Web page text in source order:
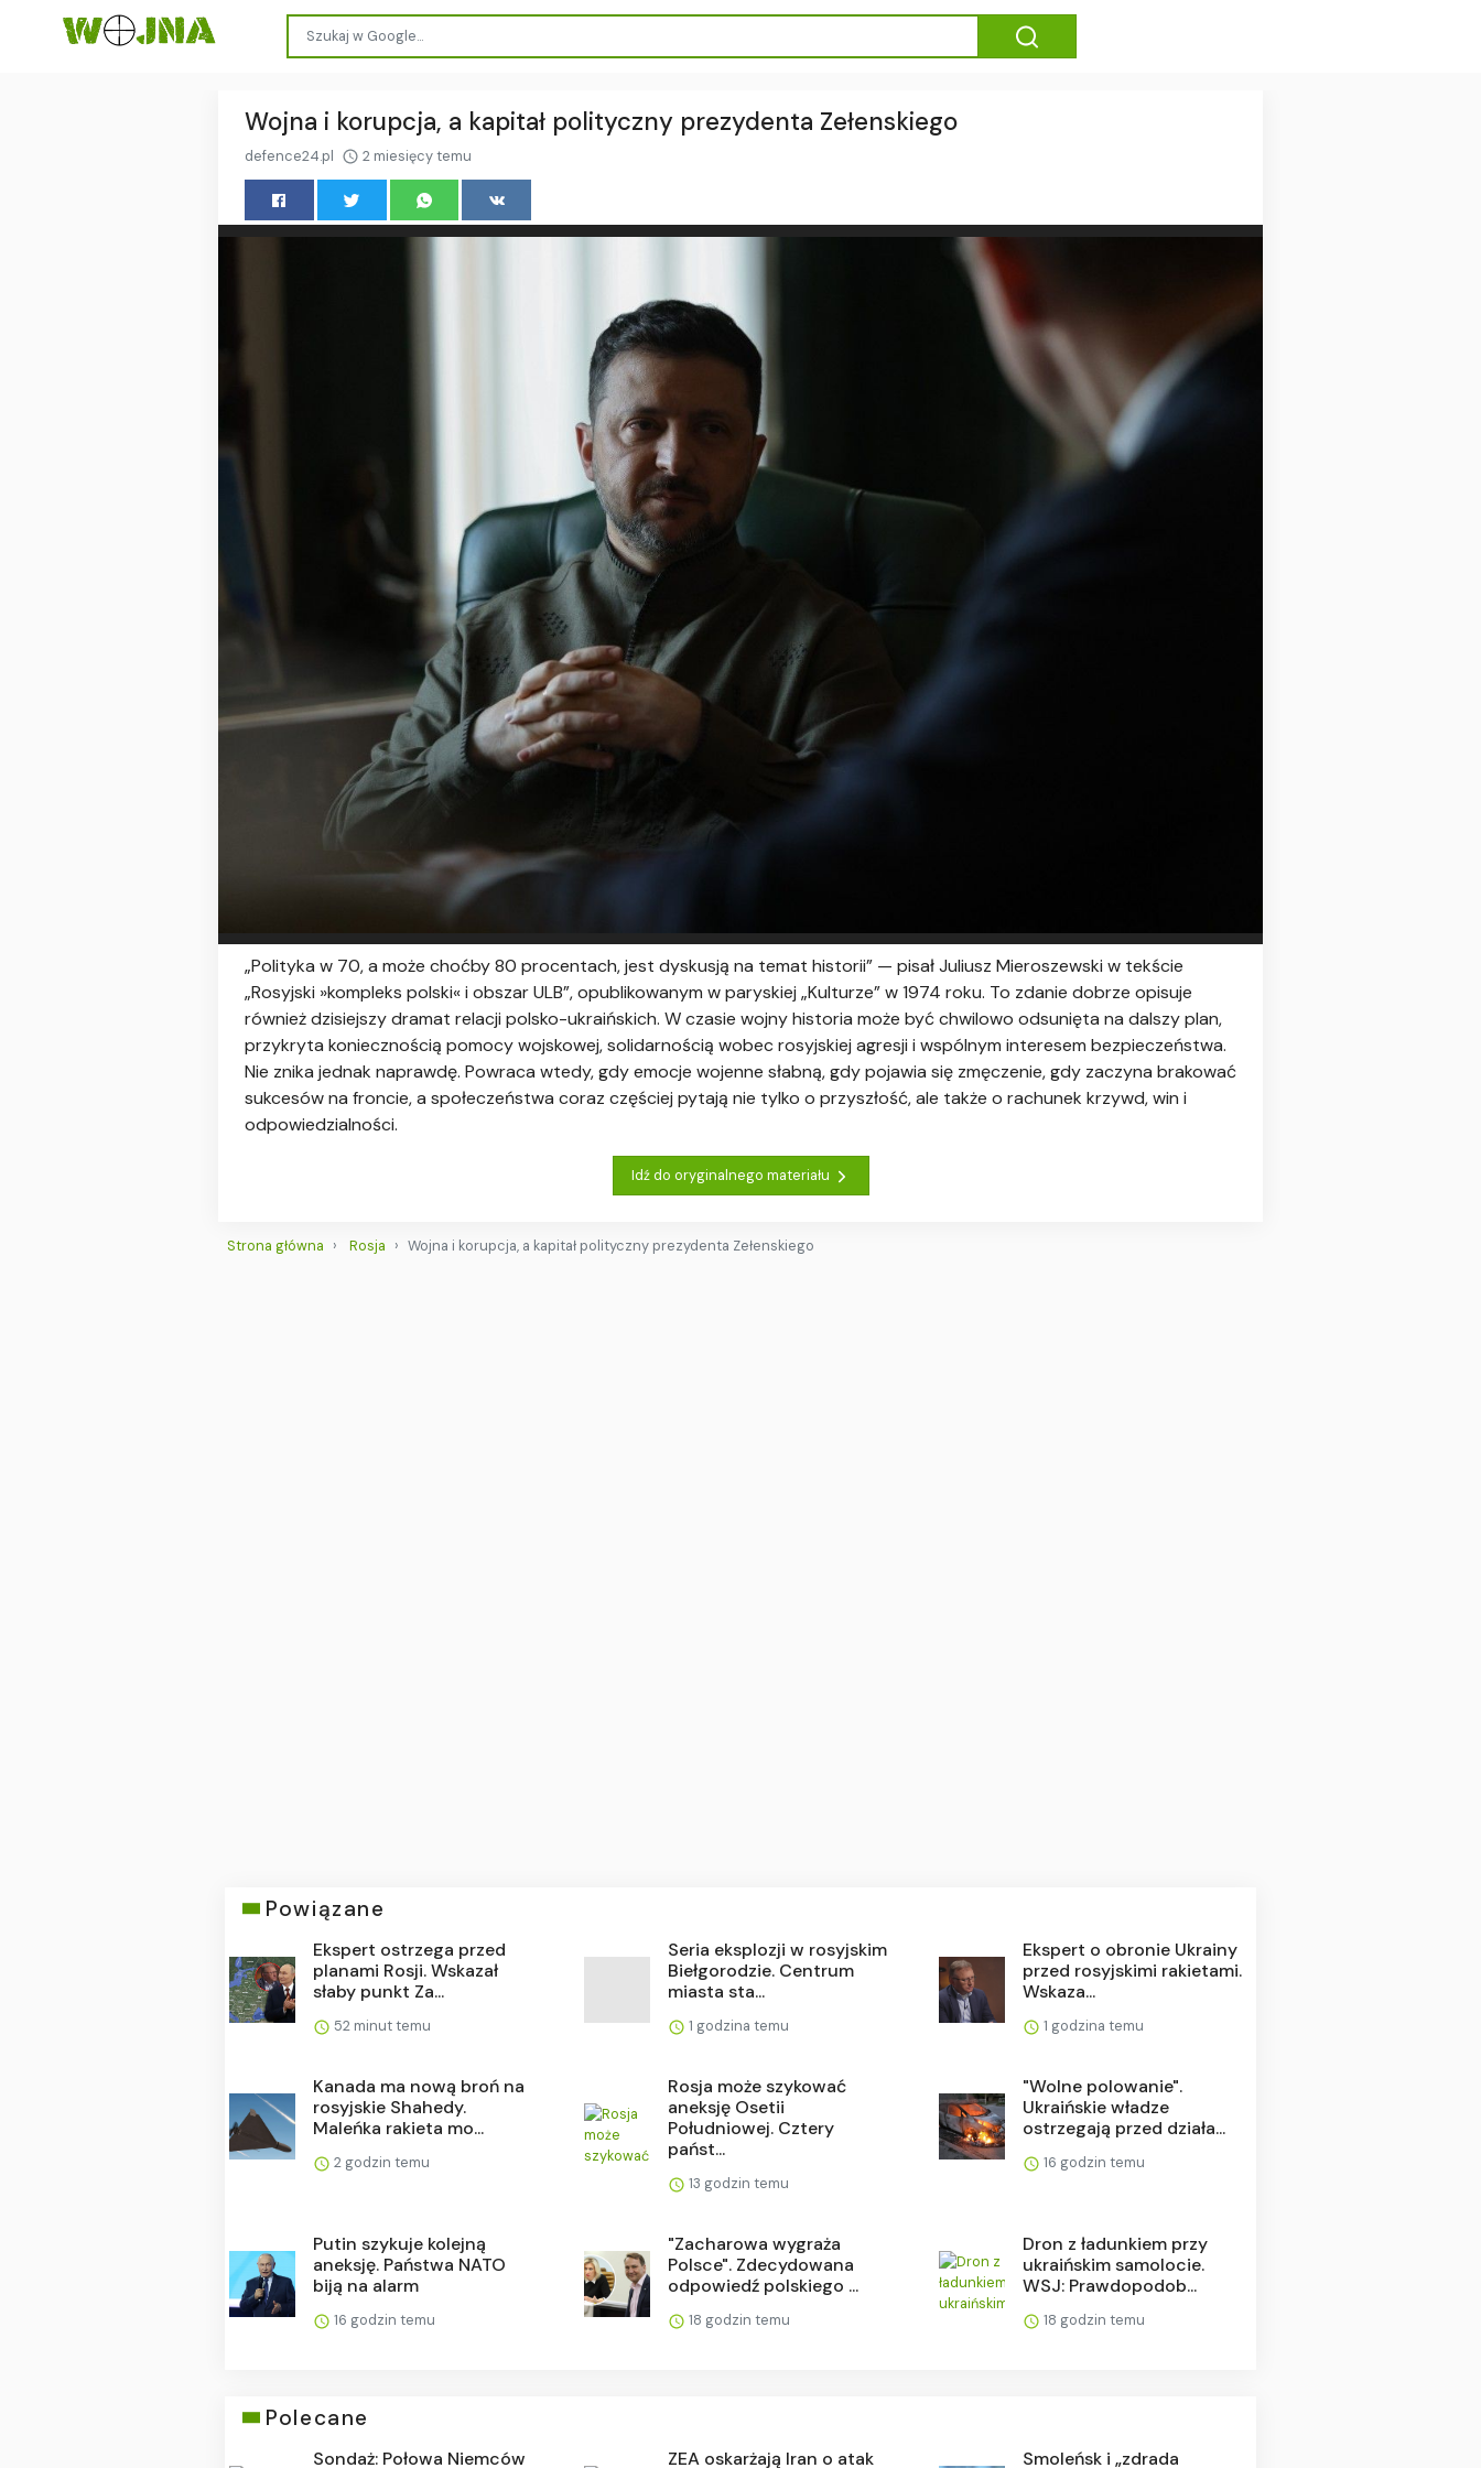
Wojna i korupcja, a kapitał polityczny prezydenta Zełenskiego
defence24.pl 2 miesięcy temu
„Polityka w 70, a może choćby 80 procentach, jest dyskusją na temat historii” — pisał Juliusz Mieroszewski w tekście
„Rosyjski »kompleks polski« i obszar ULB”, opublikowanym w paryskiej „Kulturze” w 1974 roku. To zdanie dobrze opisuje
również dzisiejszy dramat relacji polsko-ukraińskich. W czasie wojny historia może być chwilowo odsunięta na dalszy plan,
przykryta koniecznością pomocy wojskowej, solidarnością wobec rosyjskiej agresji i wspólnym interesem bezpieczeństwa.
Nie znika jednak naprawdę. Powraca wtedy, gdy emocje wojenne słabną, gdy pojawia się zmęczenie, gdy zaczyna brakować
sukcesów na froncie, a społeczeństwa coraz częściej pytają nie tylko o przyszłość, ale także o rachunek krzywd, win i
odpowiedzialności.
Idź do oryginalnego materiału
Strona główna Rosja Wojna i korupcja, a kapitał polityczny prezydenta Zełenskiego
Powiązane
Ekspert ostrzega przed
planami Rosji. Wskazał
słaby punkt Za...
52 minut temu
Seria eksplozji w rosyjskim
Biełgorodzie. Centrum
miasta sta...
1 godzina temu
Ekspert o obronie Ukrainy
przed rosyjskimi rakietami.
Wskaza...
1 godzina temu
Kanada ma nową broń na
rosyjskie Shahedy.
Maleńka rakieta mo...
2 godzin temu
Rosja może szykować
aneksję Osetii
Południowej. Cztery
państ...
13 godzin temu
"Wolne polowanie".
Ukraińskie władze
ostrzegają przed działa...
16 godzin temu
Putin szykuje kolejną
aneksję. Państwa NATO
biją na alarm
16 godzin temu
"Zacharowa wygraża
Polsce". Zdecydowana
odpowiedź polskiego ...
18 godzin temu
Dron z ładunkiem przy
ukraińskim samolocie.
WSJ: Prawdopodob...
18 godzin temu
Polecane
Sondaż: Połowa Niemców
ZEA oskarżają Iran o atak
Smoleńsk i „zdrada